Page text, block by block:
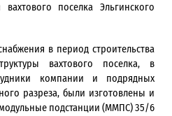
поселка Эльгинского
в период строительства
вахтового поселка, в
компании и подрядных
разреза, были изготовлены и
подстанции (ММПС) 35/6